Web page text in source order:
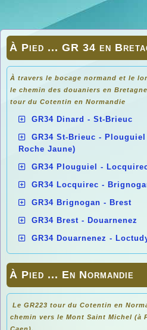
À Pied ... GR 34 en
À travers le bocage normand et le
le chemin des douaniers en
tour du Cotentin en Normandie
GR34 Dinard - St-Brieuc
GR34 St-Brieuc -
Roche Jaune)
GR34 Plouguiel -
GR34 Locquirec -
GR34 Brignogan - Brest
GR34 Brest - Douarnenez
GR34 Douarnenez -
À Pied ... En Normandie
Le GR223 tour du Cotentin en
chemin vers le Mont Saint Michel (à